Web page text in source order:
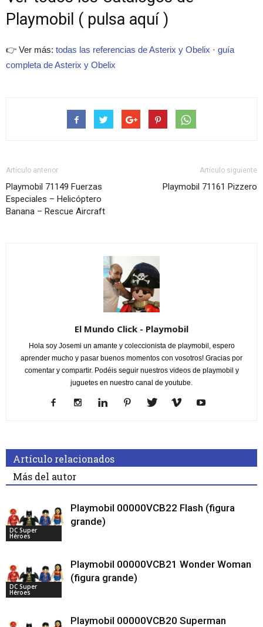
Playmobil ( pulsa aquí )
👉 Ver más: todas las referencias de Asterix y Obelix · guía
completa de Asterix y Obelix
Artículo anterior
Playmobil 71149 Fuerzas
Especiales – Helicóptero
Banana – Rescue Aircraft
Artículo siguiente
Playmobil 71161 Pizzero
El Mundo Click - Playmobil
Hola soy Josemi un amante y coleccionista de playmobil, espero
aprender mucho y pasar buenos momentos con vosotros! Gracias por
comentar y compartir. Podéis seguir nuestros videos de playmobil y
juguetes en nuestro canal de youtube.
Artículo relacionados
Más del autor
DC Super
Héroes
Playmobil 00000VCB22 Flash (figura
grande)
DC Super
Héroes
Playmobil 00000VCB21 Wonder Woman
(figura grande)
Playmobil 00000VCB20 Superman